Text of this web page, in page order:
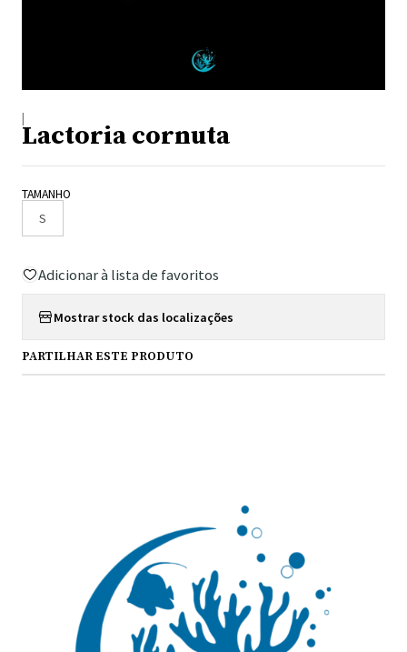
|
Lactoria cornuta
TAMANHO
S
Adicionar à lista de favoritos
Mostrar stock das localizações
PARTILHAR ESTE PRODUTO